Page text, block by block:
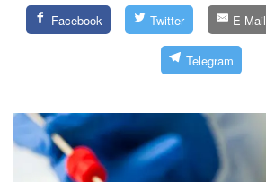
Facebook Twitter E-Mail
Telegram